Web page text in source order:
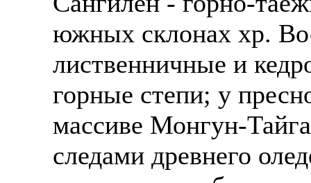
южных склонах хр.
лиственничные и
горные степи; у
массиве Монгун-
следами древнего